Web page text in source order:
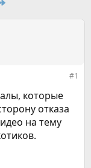
#1
которые
отказа
на тему